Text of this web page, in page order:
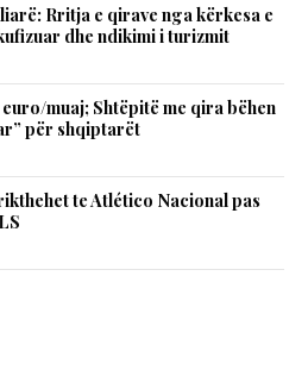
Rritja e qirave nga kërkesa e
dhe ndikimi i turizmit
muaj; Shtëpitë me qira bëhen
për shqiptarët
te Atlético Nacional pas